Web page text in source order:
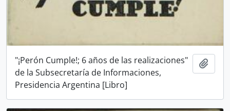
"¡Perón Cumple!; 6 años de las realizaciones"
de la Subsecretaría de Informaciones,
Presidencia Argentina [Libro]